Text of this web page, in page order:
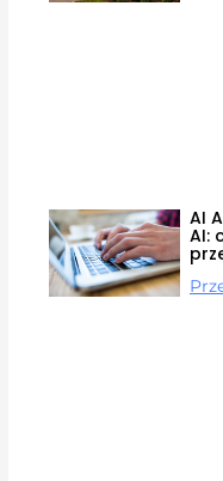
AI
AI: